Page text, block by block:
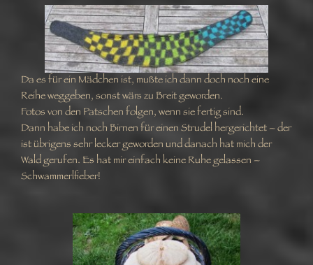
Da es für ein Mädchen ist, mußte ich dann doch noch eine
Reihe weggeben, sonst wärs zu Breit geworden.
Fotos von den Patschen folgen, wenn sie fertig sind.
Dann habe ich noch Birnen für einen Strudel hergerichtet – der
ist übrigens sehr lecker geworden und danach hat mich der
Wald gerufen. Es hat mir einfach keine Ruhe gelassen –
Schwammerlfieber!